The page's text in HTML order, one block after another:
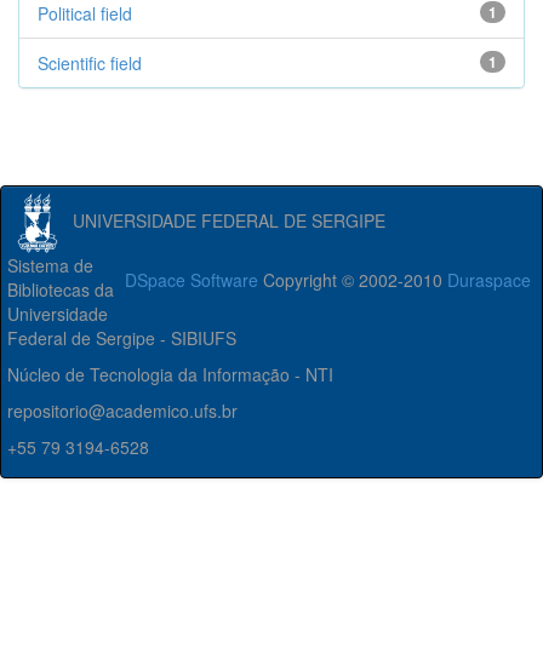
1
Political field
1
Scientific field
UNIVERSIDADE FEDERAL DE SERGIPE
DSpace Software Copyright © 2002-2010 Duraspace
Sistema de
Bibliotecas da
Universidade
Federal de Sergipe - SIBIUFS
Núcleo de Tecnologia da Informação - NTI
repositorio@academico.ufs.br
+55 79 3194-6528